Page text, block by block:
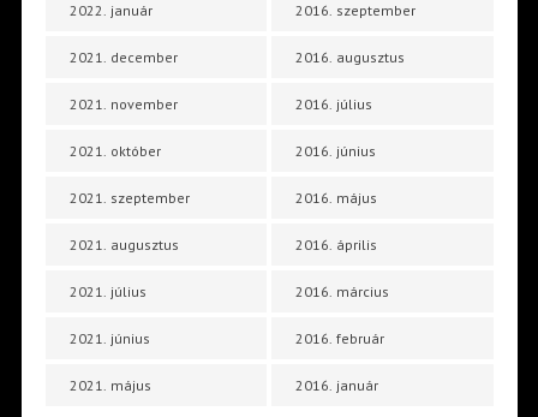
2022. január
2021. december
2021. november
2021. október
2021. szeptember
2021. augusztus
2021. július
2021. június
2021. május
2016. szeptember
2016. augusztus
2016. július
2016. június
2016. május
2016. április
2016. március
2016. február
2016. január